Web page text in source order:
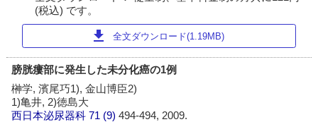
(税込) です。
download 全文ダウンロード(1.19MB)
膀胱瘻部に発生した未分化癌の1例
榊学, 濱尾巧1), 金山博臣2)
1)亀井, 2)徳島大
西日本泌尿器科 71 (9)494-494, 2009.